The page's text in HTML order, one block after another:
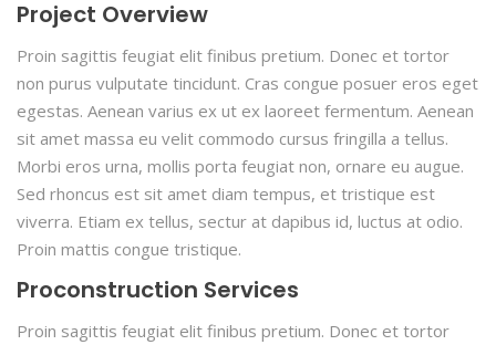
Project Overview
Proin sagittis feugiat elit finibus pretium. Donec et tortor
non purus vulputate tincidunt. Cras congue posuer eros eget
egestas. Aenean varius ex ut ex laoreet fermentum. Aenean
sit amet massa eu velit commodo cursus fringilla a tellus.
Morbi eros urna, mollis porta feugiat non, ornare eu augue.
Sed rhoncus est sit amet diam tempus, et tristique est
viverra. Etiam ex tellus, sectur at dapibus id, luctus at odio.
Proin mattis congue tristique.
Proconstruction Services
Proin sagittis feugiat elit finibus pretium. Donec et tortor